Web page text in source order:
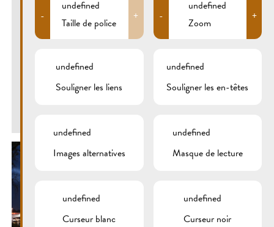
WASSERBILLIG, GREVENMACHER,
WORMELDANGE, REMICH
Photos : ©Fernand Morbach
-
undefined
Taille de police
+ -
undefined
Zoom
+
undefined
Souligner les liens
undefined
Souligner les en-têtes
undefined
Images alternatives
undefined
Masque de lecture
undefined
Curseur blanc
undefined
Curseur noir